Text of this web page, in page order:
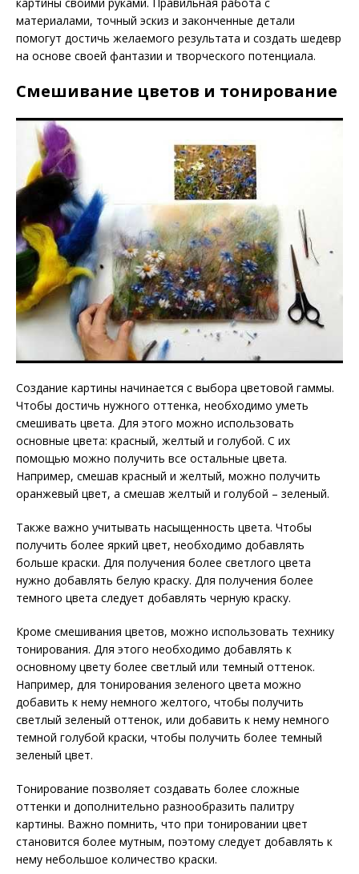
картины своими руками. Правильная работа с
материалами, точный эскиз и законченные детали
помогут достичь желаемого результата и создать шедевр
на основе своей фантазии и творческого потенциала.
Смешивание цветов и тонирование
Создание картины начинается с выбора цветовой гаммы.
Чтобы достичь нужного оттенка, необходимо уметь
смешивать цвета. Для этого можно использовать
основные цвета: красный, желтый и голубой. С их
помощью можно получить все остальные цвета.
Например, смешав красный и желтый, можно получить
оранжевый цвет, а смешав желтый и голубой – зеленый.
Также важно учитывать насыщенность цвета. Чтобы
получить более яркий цвет, необходимо добавлять
больше краски. Для получения более светлого цвета
нужно добавлять белую краску. Для получения более
темного цвета следует добавлять черную краску.
Кроме смешивания цветов, можно использовать технику
тонирования. Для этого необходимо добавлять к
основному цвету более светлый или темный оттенок.
Например, для тонирования зеленого цвета можно
добавить к нему немного желтого, чтобы получить
светлый зеленый оттенок, или добавить к нему немного
темной голубой краски, чтобы получить более темный
зеленый цвет.
Тонирование позволяет создавать более сложные
оттенки и дополнительно разнообразить палитру
картины. Важно помнить, что при тонировании цвет
становится более мутным, поэтому следует добавлять к
нему небольшое количество краски.